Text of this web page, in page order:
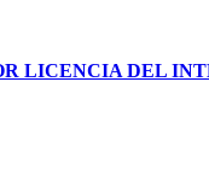
LICENCIA DEL